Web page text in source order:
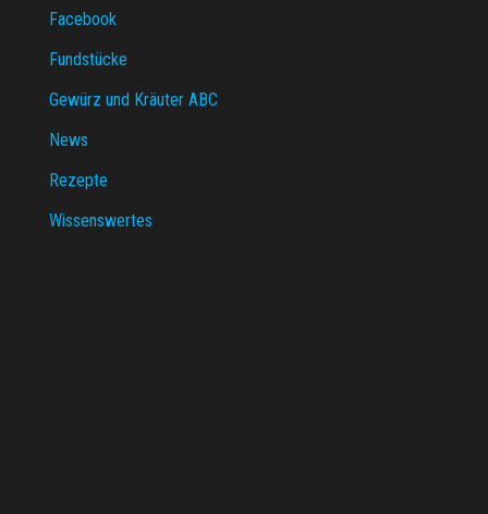
Facebook
Fundstücke
Gewürz und Kräuter ABC
News
Rezepte
Wissenswertes